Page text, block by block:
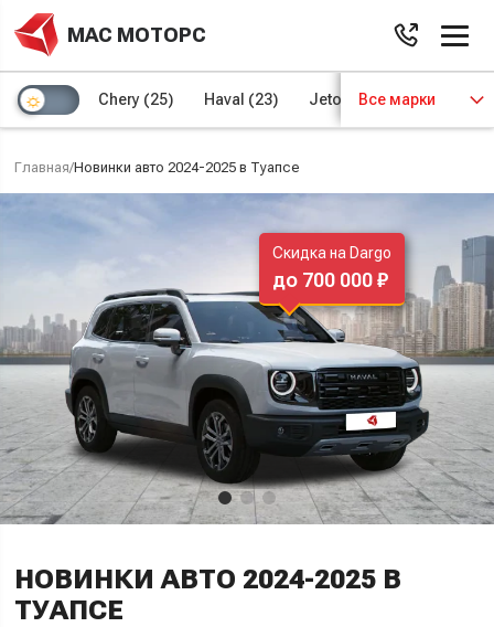
МАС МОТОРС
Chery (25) Haval (23) Jetour (8) Kaiyi (4)
Все марки
Главная/Новинки авто 2024-2025 в Туапсе
НОВИНКИ АВТО 2024-2025 В
ТУАПСЕ
Скидка на Dargo
до 700 000 ₽